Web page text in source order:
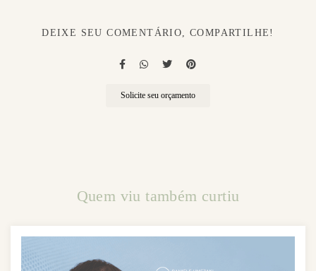
DEIXE SEU COMENTÁRIO, COMPARTILHE!
Solicite seu orçamento
Quem viu também curtiu